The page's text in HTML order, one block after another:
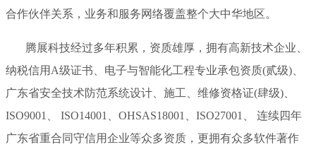
合作伙伴关系，业务和服务网络覆盖整个大中华地区。
腾展科技经过多年积累，资质雄厚，拥有高新技术企业、
纳税信用A级证书、电子与智能化工程专业承包资质(贰级)、
广东省安全技术防范系统设计、施工、维修资格证(肆级)、
ISO9001、 ISO14001、OHSAS18001、ISO27001、 连续四年
广东省重合同守信用企业等众多资质，更拥有众多软件著作